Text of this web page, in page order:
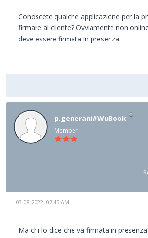
Conoscete qualche applicazione per la
firmare al cliente? Ovviamente non
deve essere firmata in presenza.
p.generani#WuBook
Member
03-08-2022, 07:45 AM
Ma chi lo dice che va firmata in